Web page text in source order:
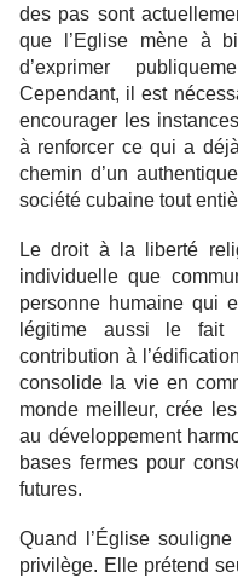
des pas sont
que l’Eglise mène à
d’exprimer
Cependant, il est
encourager les
à renforcer ce qui a
chemin d’un
société cubaine tout
Le droit à la liberté
individuelle que
personne humaine qui
légitime aussi le fait
contribution à
consolide la vie en
monde meilleur, crée
au développement
bases fermes pour
futures.
Quand l’Église
privilège. Elle prétend